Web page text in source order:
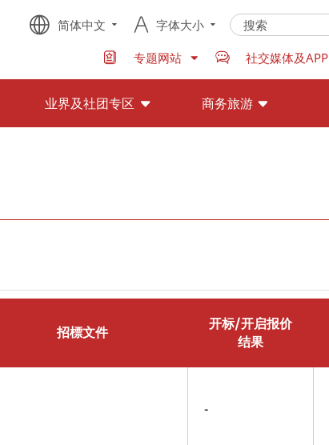
简体中文 字体大小
专题网站 社交媒体及APP
业界及社团专区 商务旅游
招標文件
开标/开启报价
结果
-